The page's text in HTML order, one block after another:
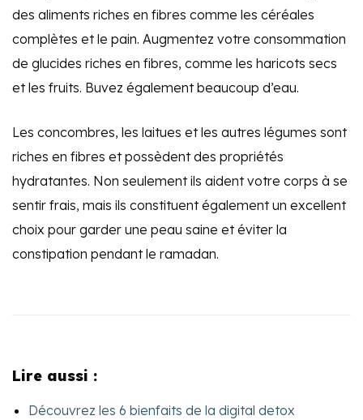
des aliments riches en fibres comme les céréales
complètes et le pain. Augmentez votre consommation
de glucides riches en fibres, comme les haricots secs
et les fruits. Buvez également beaucoup d’eau.
Les concombres, les laitues et les autres légumes sont
riches en fibres et possèdent des propriétés
hydratantes. Non seulement ils aident votre corps à se
sentir frais, mais ils constituent également un excellent
choix pour garder une peau saine et éviter la
constipation pendant le ramadan.
Lire aussi :
Découvrez les 6 bienfaits de la digital detox